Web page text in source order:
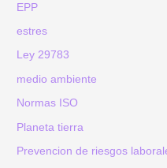
EPP
estres
Ley 29783
medio ambiente
Normas ISO
Planeta tierra
Prevencion de riesgos